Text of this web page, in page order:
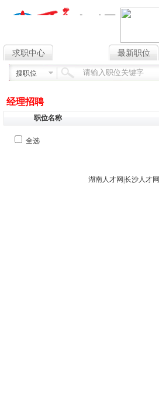
求职中心 最新职位
搜职位
经理招聘
职位名称
全选
湖南人才网 长沙人才网